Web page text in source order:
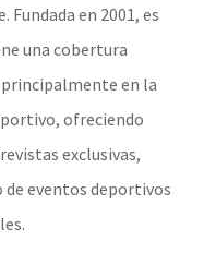
en 2001, es
una cobertura
en la
ofreciendo
exclusivas,
eventos deportivos